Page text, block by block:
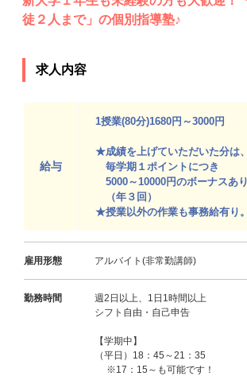
徒２人まで」の個別指導塾♪
求人内容
給与
1授業(80分)1680円～3000円
★成績を上げていただいた分は、
毎学期１ポイントにつき
5000～10000円のボーナスあり
（年３回）
★授業以外の作業も事務給有り。
雇用形態 アルバイト(非常勤講師)
勤務時間
週2日以上、1日1時間以上
シフト自由・自己申告
【学期中】
（平日）18：45～21：35
※17：15～も可能です！